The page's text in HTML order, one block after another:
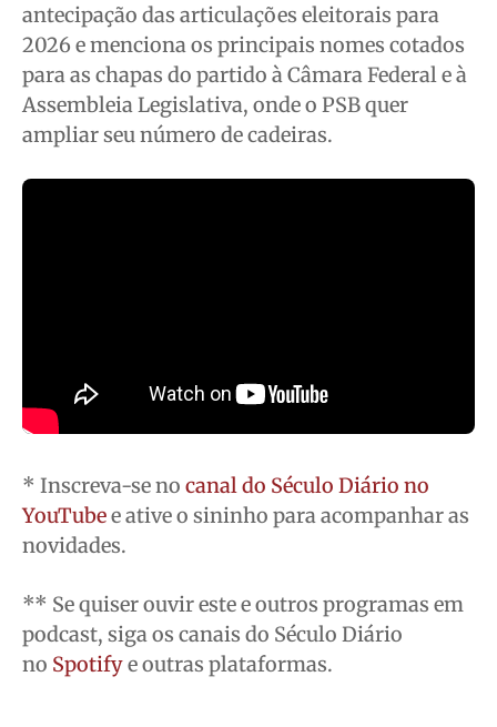
Quem Somos
Expediente
Contato
Anuncie
Quem Somos
Expediente
Contato
Anuncie
Quem Somos
Expediente
Contato
Anuncie
Quem Somos
Expediente
Contato
Anuncie
antecipação das articulações eleitorais para
2026 e menciona os principais nomes cotados
para as chapas do partido à Câmara Federal e à
Assembleia Legislativa, onde o PSB quer
ampliar seu número de cadeiras.
* Inscreva-se no canal do Século Diário no
YouTubee ative o sininho para acompanhar as
novidades.
** Se quiser ouvir este e outros programas em
podcast, siga os canais do Século Diário
no Spotifye outras plataformas.